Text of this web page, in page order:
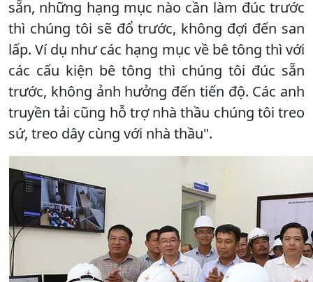
sẵn, những hạng mục nào cần làm đúc trước
thì chúng tôi sẽ đổ trước, không đợi đến san
lấp. Ví dụ như các hạng mục về bê tông thì với
các cấu kiện bê tông thì chúng tôi đúc sẵn
trước, không ảnh hưởng đến tiến độ. Các anh
truyền tải cũng hỗ trợ nhà thầu chúng tôi treo
sứ, treo dây cùng với nhà thầu".